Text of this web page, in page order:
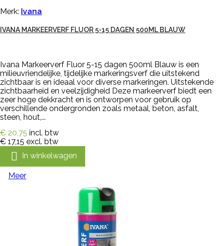
Merk: Ivana
IVANA MARKEERVERF FLUOR 5-15 DAGEN 500ML BLAUW
Ivana Markeerverf Fluor 5-15 dagen 500ml Blauw is een
milieuvriendelijke, tijdelijke markeringsverf die uitstekend
zichtbaar is en ideaal voor diverse markeringen. Uitstekende
zichtbaarheid en veelzijdigheid Deze markeerverf biedt een
zeer hoge dekkracht en is ontworpen voor gebruik op
verschillende ondergronden zoals metaal, beton, asfalt,
steen, hout,...
€ 20,75 incl. btw
€ 17,15 excl. btw
 In winkelwagen
Meer